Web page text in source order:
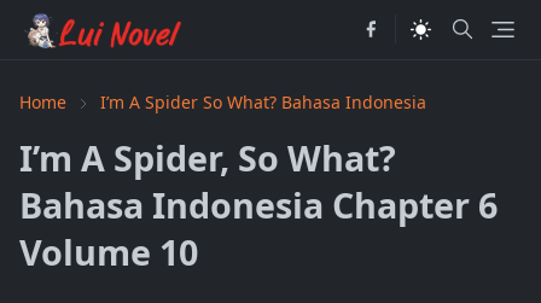
Home I’m A Spider So What? Bahasa Indonesia
I’m A Spider, So What?
Bahasa Indonesia Chapter 6
Volume 10